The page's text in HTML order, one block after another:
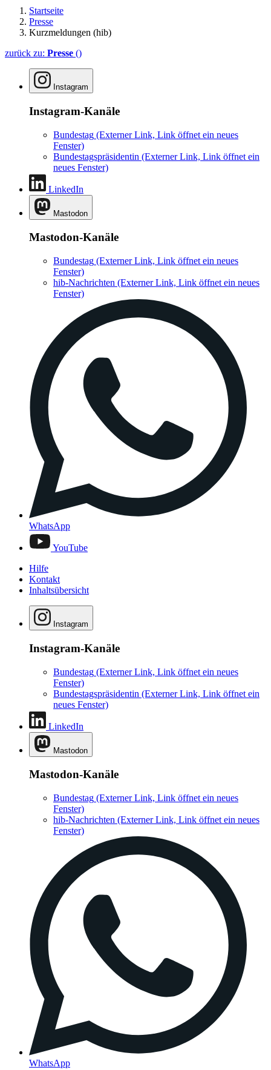
Startseite
Presse
Kurzmeldungen (hib)
zurück zu: Presse ()
Instagram
Instagram-Kanäle
Bundestag (Externer Link, Link öffnet ein neues
Fenster)
Bundestagspräsidentin (Externer Link, Link öffnet ein
neues Fenster)
LinkedIn
Mastodon
Mastodon-Kanäle
Bundestag (Externer Link, Link öffnet ein neues
Fenster)
hib-Nachrichten (Externer Link, Link öffnet ein neues
Fenster)
WhatsApp
YouTube
Hilfe
Kontakt
Inhaltsübersicht
Instagram
Instagram-Kanäle
Bundestag (Externer Link, Link öffnet ein neues
Fenster)
Bundestagspräsidentin (Externer Link, Link öffnet ein
neues Fenster)
LinkedIn
Mastodon
Mastodon-Kanäle
Bundestag (Externer Link, Link öffnet ein neues
Fenster)
hib-Nachrichten (Externer Link, Link öffnet ein neues
Fenster)
WhatsApp